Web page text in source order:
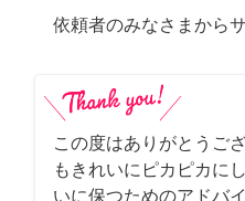
依頼者のみなさまから
この度はありがとうご
もきれいにピカピカに
いに保つためのアドバ